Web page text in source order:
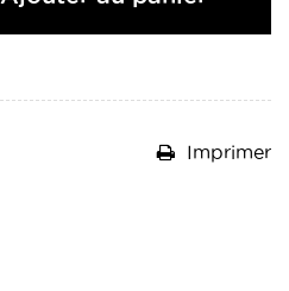
Imprimer